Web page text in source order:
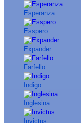
Esperanza
Esspero
Expander
Farfello
Indigo
Inglesina
Invictus